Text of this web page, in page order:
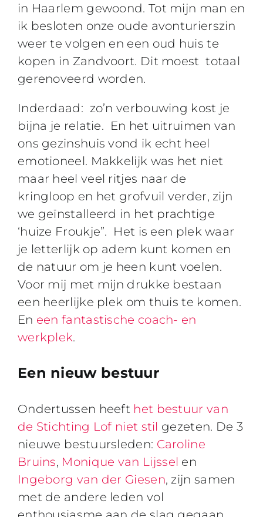
in Haarlem gewoond. Tot mijn man en
ik besloten onze oude avonturierszin
weer te volgen en een oud huis te
kopen in Zandvoort. Dit moest totaal
gerenoveerd worden.
Inderdaad: zo’n verbouwing kost je
bijna je relatie. En het uitruimen van
ons gezinshuis vond ik echt heel
emotioneel. Makkelijk was het niet
maar heel veel ritjes naar de
kringloop en het grofvuil verder, zijn
we geïnstalleerd in het prachtige
‘huize Froukje”. Het is een plek waar
je letterlijk op adem kunt komen en
de natuur om je heen kunt voelen.
Voor mij met mijn drukke bestaan
een heerlijke plek om thuis te komen.
En een fantastische coach- en
werkplek.
Een nieuw bestuur
Ondertussen heeft het bestuur van
de Stichting Lof niet stil gezeten. De 3
nieuwe bestuursleden: Caroline
Bruins, Monique van Lijssel en
Ingeborg van der Giesen, zijn samen
met de andere leden vol